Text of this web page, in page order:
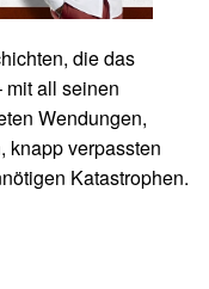
die das
mit all seinen
Wendungen,
knapp verpassten
Katastrophen.